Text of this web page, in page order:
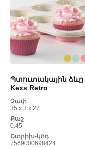
Բիզուտերիա
Ձեռքի ժամացույց
Պտուտակային ձևը
Kexs Retro
Չափ
35 x 3 x 27
Քաշ
0.45
Շտրիխ-կոդ
7569000698424